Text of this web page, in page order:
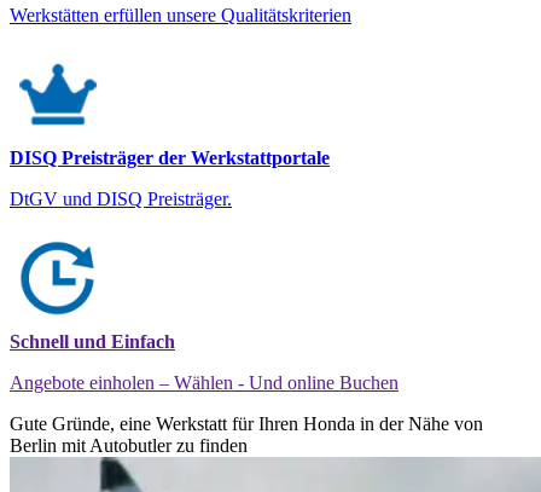
Werkstätten erfüllen unsere Qualitätskriterien
DISQ Preisträger der Werkstattportale
DtGV und DISQ Preisträger.
Schnell und Einfach
Angebote einholen – Wählen - Und online Buchen
Gute Gründe, eine Werkstatt für Ihren Honda in der Nähe von
Berlin mit Autobutler zu finden